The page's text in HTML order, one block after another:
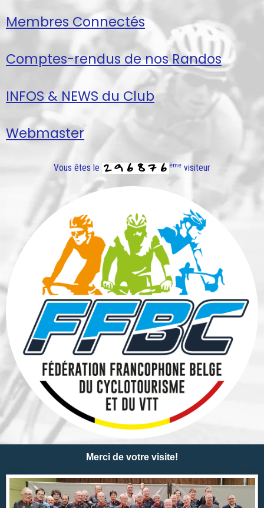
Membres Connectés
Comptes-rendus de nos Randos
INFOS & NEWS du Club
Webmaster
Vous êtes le ème visiteur
Merci de votre visite!